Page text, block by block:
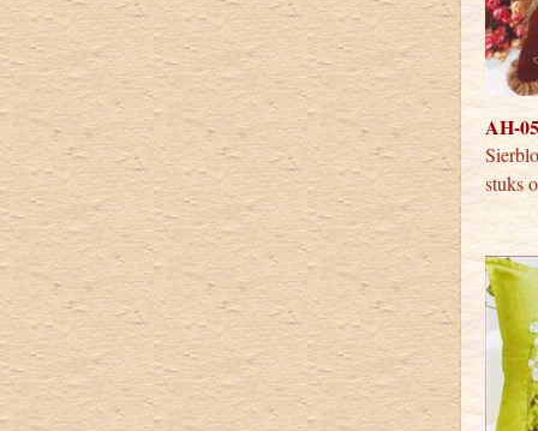
AH-
stuks